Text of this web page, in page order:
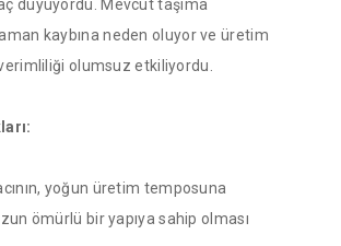
duyuyordu. Mevcut taşıma
kaybına neden oluyor ve üretim
olumsuz etkiliyordu.
yoğun üretim temposuna
ömürlü bir yapıya sahip olması